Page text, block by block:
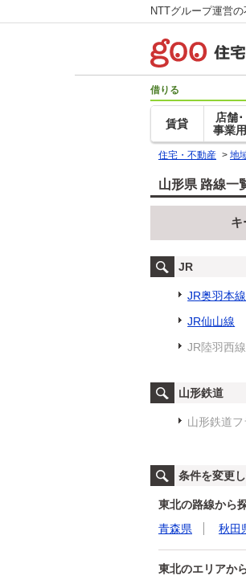
NTTグループ運営
借りる
賃貸
店舗･
事業用
住宅・不動産 > 地
山形県 路線一
キ
JR
JR奥羽本
JR仙山線
JR陸羽西
山形鉄道
山形鉄道
条件を変更
東北の路線から
青森県
秋田
東北のエリアか